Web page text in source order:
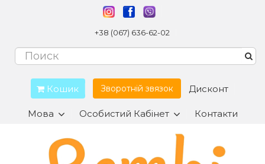
+38 (067) 636-62-02
Кошик Зворотній звязок Дисконт
Мова Особистий Кабінет Контакти